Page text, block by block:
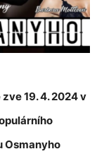
19. 4. 2024 v
Osmanyho